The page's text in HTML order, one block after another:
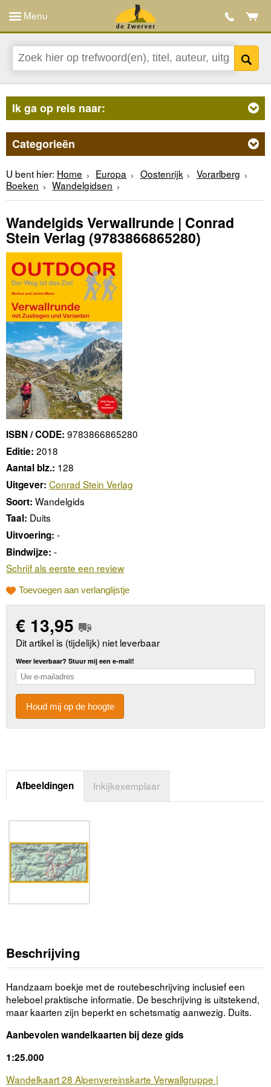
Menu
Ik ga op reis naar:
Categorieën
U bent hier: Home Europa Oostenrijk
Vorarlberg
Boeken
Wandelgidsen
Wandelgids Verwallrunde | Conrad
Stein Verlag (9783866865280)
ISBN / CODE: 9783866865280
Editie: 2018
Aantal blz.: 128
Uitgever: Conrad Stein Verlag
Soort: Wandelgids
Taal: Duits
Uitvoering: -
Bindwijze: -
Schrijf als eerste een review
Toevoegen aan verlanglijstje
€ 13,95
Dit artikel is (tijdelijk) niet leverbaar
Weer leverbaar? Stuur mij een e-mail!
Houd mij op de hoogte
Afbeeldingen Inkijkexemplaar
Beschrijving
Handzaam boekje met de routebeschrijving inclusief een
heleboel praktische informatie. De beschrijving is uitstekend,
maar kaarten zijn beperkt en schetsmatig aanwezig. Duits.
Aanbevolen wandelkaarten bij deze gids
1:25.000
Wandelkaart 28 Alpenvereinskarte Verwallgruppe |